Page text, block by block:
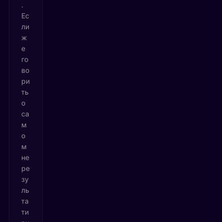
.
Ес
ли
ж
е
го
во
ри
ть
о
са
м
о
м
не
ре
зу
ль
та
ти